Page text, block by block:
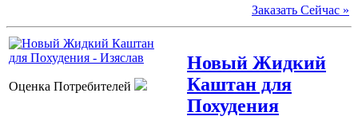
Заказать Сейчас »
Оценка Потребителей
Новый Жидкий
Каштан для
Похудения